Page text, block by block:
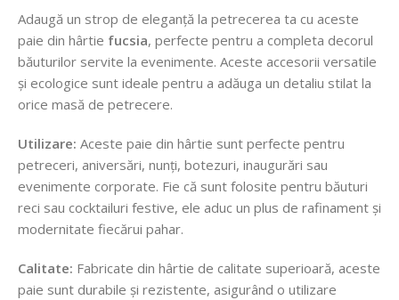
Adaugă un strop de eleganță la petrecerea ta cu aceste
paie din hârtie fucsia, perfecte pentru a completa decorul
băuturilor servite la evenimente. Aceste accesorii versatile
și ecologice sunt ideale pentru a adăuga un detaliu stilat la
orice masă de petrecere.
Utilizare: Aceste paie din hârtie sunt perfecte pentru
petreceri, aniversări, nunți, botezuri, inaugurări sau
evenimente corporate. Fie că sunt folosite pentru băuturi
reci sau cocktailuri festive, ele aduc un plus de rafinament și
modernitate fiecărui pahar.
Calitate: Fabricate din hârtie de calitate superioară, aceste
paie sunt durabile și rezistente, asigurând o utilizare